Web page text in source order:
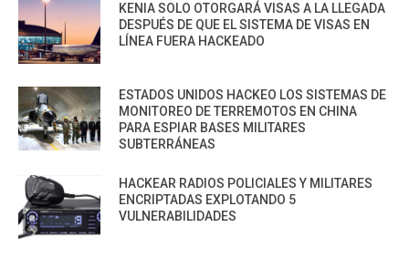
KENIA SOLO OTORGARÁ VISAS A LA LLEGADA
DESPUÉS DE QUE EL SISTEMA DE VISAS EN
LÍNEA FUERA HACKEADO
ESTADOS UNIDOS HACKEO LOS SISTEMAS DE
MONITOREO DE TERREMOTOS EN CHINA
PARA ESPIAR BASES MILITARES
SUBTERRÁNEAS
HACKEAR RADIOS POLICIALES Y MILITARES
ENCRIPTADAS EXPLOTANDO 5
VULNERABILIDADES